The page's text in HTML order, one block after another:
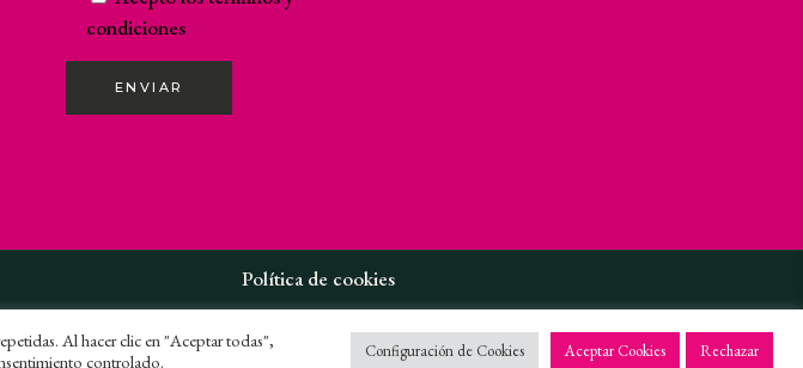
condiciones
ENVIAR
Política de cookies
Al hacer clic en "Aceptar todas",
controlado.
Configuración de Cookies Aceptar Cookies Rechazar